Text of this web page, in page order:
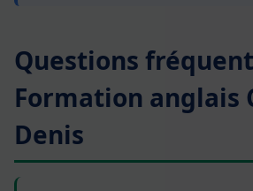
Questions
Formation anglais
Denis